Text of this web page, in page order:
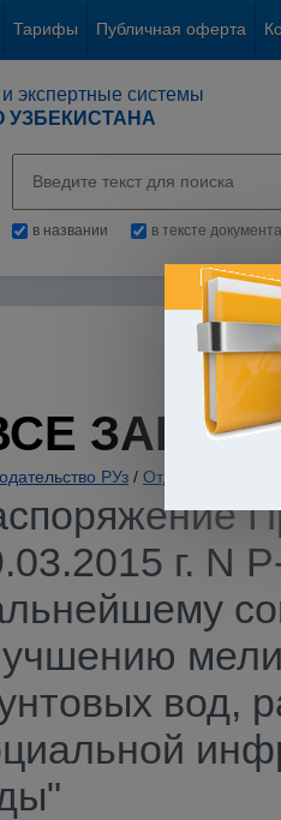
Тарифы Публичная оферта
экспертные системы
УЗБЕКИСТАНА
в названии в тексте документа
РУз / Отдельные
г. N
вод,